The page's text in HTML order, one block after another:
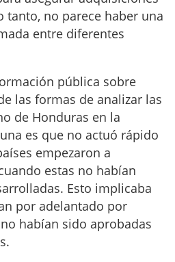
tanto, no parece haber una
entre diferentes
pública sobre
las formas de analizar las
de Honduras en la
es que no actuó rápido
empezaron a
estas no habían
Esto implicaba
por adelantado por
habían sido aprobadas